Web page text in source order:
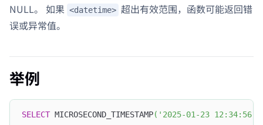
NULL。 如果 <datetime> 超出有效范围，函数可能返回错
误或异常值。
举例
SELECT MICROSECOND_TIMESTAMP( '2025-01-23